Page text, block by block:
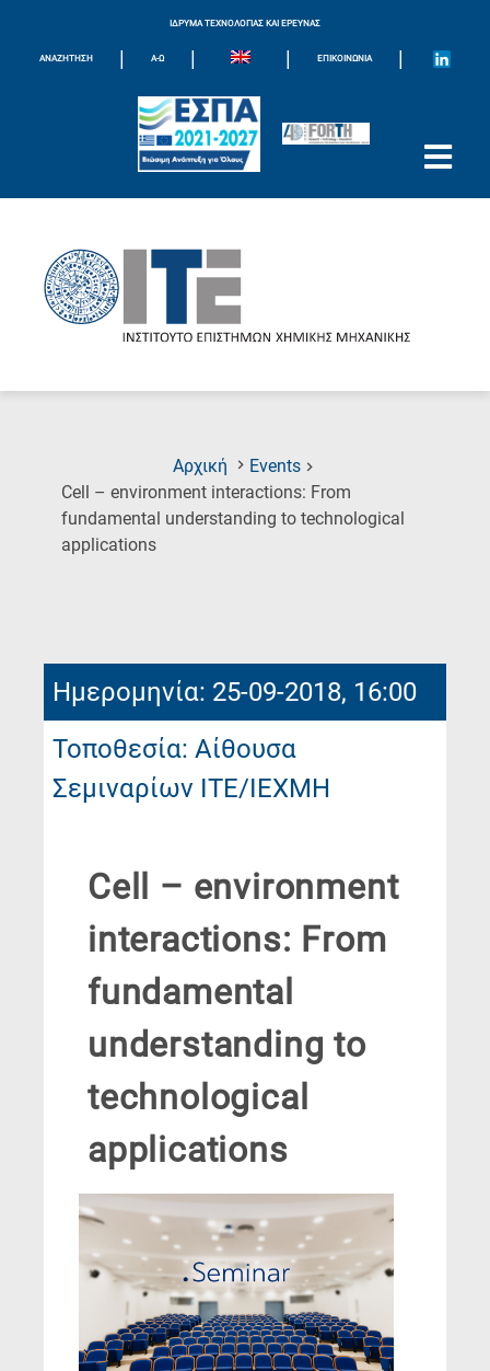
ΙΔΡΥΜΑ ΤΕΧΝΟΛΟΓΙΑΣ ΚΑΙ ΕΡΕΥΝΑΣ
ΑΝΑΖΗΤΗΣΗ | Α-Ω | | ΕΠΙΚΟΙΝΩΝΊΑ |
Αρχική
Events
Cell – environment interactions: From
fundamental understanding to technological
applications(Current
Ημερομηνία: 25-09-2018, 16:00
Τοποθεσία: Αίθουσα
Σεμιναρίων ΙΤΕ/ΙΕΧΜΗ
Cell – environment
interactions: From
fundamental
understanding to
technological
applications